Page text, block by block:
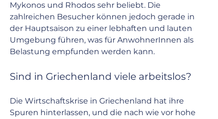
Mykonos und Rhodos sehr beliebt. Die
zahlreichen Besucher können jedoch gerade in
der Hauptsaison zu einer lebhaften und lauten
Umgebung führen, was für AnwohnerInnen als
Belastung empfunden werden kann.
Sind in Griechenland viele arbeitslos?
Die Wirtschaftskrise in Griechenland hat ihre
Spuren hinterlassen, und die nach wie vor hohe